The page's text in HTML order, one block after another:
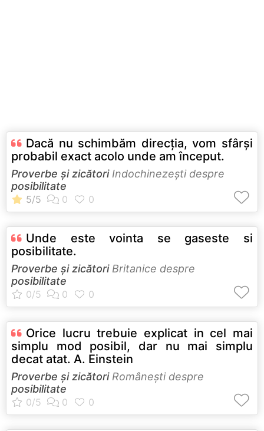
Dacă nu schimbăm direcţia, vom sfârşi
probabil exact acolo unde am început.
Proverbe și zicătoriIndochinezeşti despre
posibilitate
Unde este vointa se gaseste si
posibilitate.
Proverbe și zicătoriBritanice despre
posibilitate
Orice lucru trebuie explicat in cel mai
simplu mod posibil, dar nu mai simplu
decat atat. A. Einstein
Proverbe și zicătoriRomâneşti despre
posibilitate